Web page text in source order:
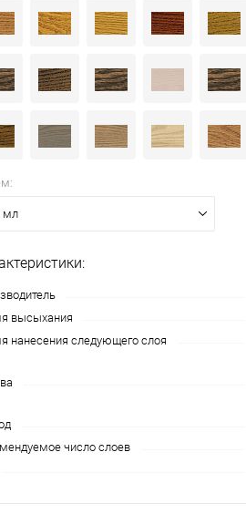
мл
высыхания
нанесения следующего слоя
число слоев